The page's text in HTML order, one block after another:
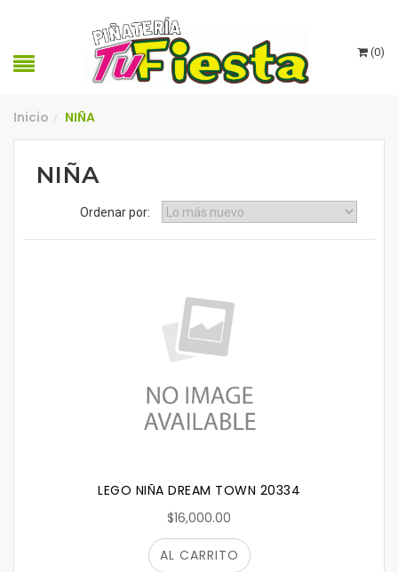
(0)
Inicio / NIÑA
NIÑA
Ordenar por:
LEGO NIÑA DREAM TOWN 20334
$16,000.00
AL CARRITO